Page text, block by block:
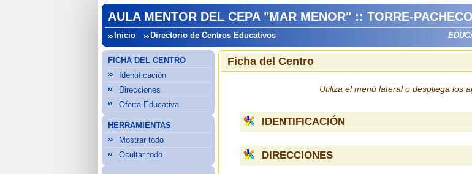
AULA MENTOR DEL CEPA "MAR MENOR" :: TORRE-PACHECO
Inicio Directorio de Centros Educativos
FICHA DEL CENTRO
Identificación
Direcciones
Oferta Educativa
HERRAMIENTAS
Mostrar todo
Ocultar todo
Ficha del Centro
Utiliza el menú lateral o despliega los
IDENTIFICACIÓN
DIRECCIONES